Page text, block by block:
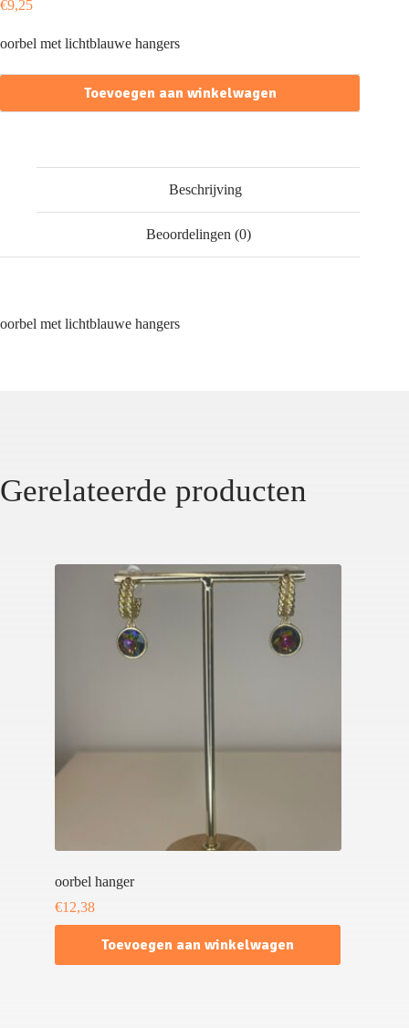
€9,25
oorbel met lichtblauwe hangers
Toevoegen aan winkelwagen
Beschrijving
Beoordelingen (0)
oorbel met lichtblauwe hangers
Gerelateerde producten
oorbel hanger
€12,38
Toevoegen aan winkelwagen